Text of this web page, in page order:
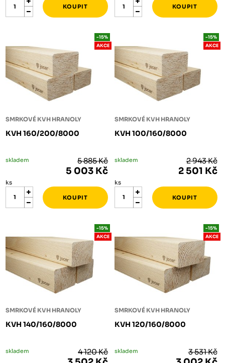
SMRKOVÉ KVH HRANOLY
KVH 160/200/8000
-15%
AKCE
skladem 5 885 Kč
5 003 Kč
ks
SMRKOVÉ KVH HRANOLY
KVH 100/160/8000
-15%
AKCE
skladem 2 943 Kč
2 501 Kč
ks
SMRKOVÉ KVH HRANOLY
KVH 140/160/8000
-15%
AKCE
skladem 4 120 Kč
SMRKOVÉ KVH HRANOLY
KVH 120/160/8000
-15%
AKCE
skladem 3 531 Kč